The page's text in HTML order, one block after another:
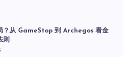
？从 GameStop 到 Archegos 看金
则